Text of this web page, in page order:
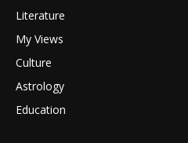
Literature
My Views
Culture
Astrology
Education